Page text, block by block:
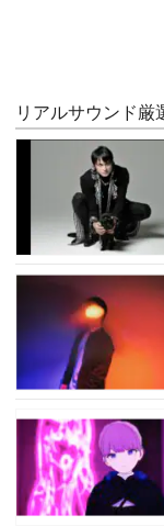
リアルサウンド厳